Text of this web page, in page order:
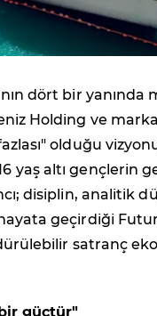
dört bir yanında
Holding ve
olduğu
yaş altı gençlerin
disiplin, analitik
geçirdiği
satranç
güçtür"